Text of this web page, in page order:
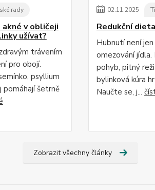
rady
v obličeji
užívat?
trávením
pro obojí.
psyllium
pomáhají šetrně
02.11.2025
Redukční dieta
Hubnutí není
omezování jídla.
pohyb, pitný
bylinková kúra
Naučte se, j...
Zobrazit všechny články